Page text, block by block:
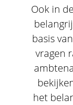
Ook in
basis
vragen
het